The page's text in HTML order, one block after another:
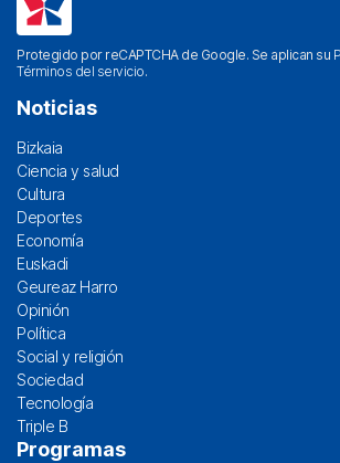
Protegido por reCAPTCHA de Google. Se aplican su
Términos del servicio.
Noticias
Bizkaia
Ciencia y salud
Cultura
Deportes
Economía
Euskadi
Geureaz Harro
Opinión
Política
Social y religión
Sociedad
Tecnología
Triple B
Programas